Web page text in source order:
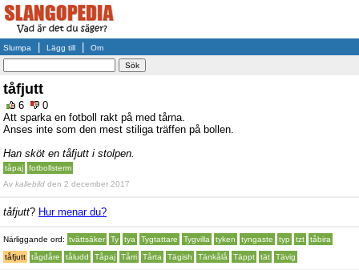
Slumpa Lägg till Om
tåfjutt
6
0
Att sparka en fotboll rakt på med tårna.
Anses inte som den mest stiliga träffen på bollen.
Han sköt en tåfjutt i stolpen.
tåpaj
fotbollsterm
Av kallebild den 2 december 2017
tåfjutt? Hur menar du?
Närliggande ord: tvättsäker Ty tya Tygtattare Tygvilla tyken tyngaste typ tzt
tåbira
tåfjutt
tågdåre tåludd Tåpaj Tårri Tårta Tägish Tänkålå Täppt tät Tävig